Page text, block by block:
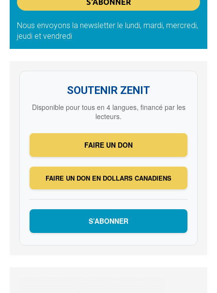
Nous envoyons la newsletter le lundi, mardi, mercredi,
jeudi et vendredi
SOUTENIR ZENIT
Disponible pour tous en 4 langues, financé par les
lecteurs.
FAIRE UN DON
FAIRE UN DON EN DOLLARS CANADIENS
S’ABONNER